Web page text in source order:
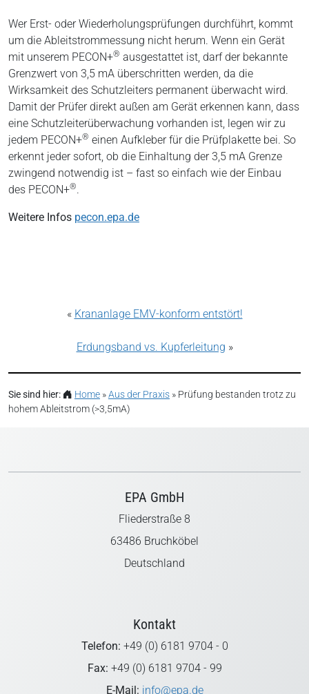
Wer Erst- oder Wiederholungsprüfungen durchführt, kommt
um die Ableitstrommessung nicht herum. Wenn ein Gerät
mit unserem PECON+® ausgestattet ist, darf der bekannte
Grenzwert von 3,5 mA überschritten werden, da die
Wirksamkeit des Schutzleiters permanent überwacht wird.
Damit der Prüfer direkt außen am Gerät erkennen kann, dass
eine Schutzleiterüberwachung vorhanden ist, legen wir zu
jedem PECON+® einen Aufkleber für die Prüfplakette bei. So
erkennt jeder sofort, ob die Einhaltung der 3,5 mA Grenze
zwingend notwendig ist – fast so einfach wie der Einbau
des PECON+®.
Weitere Infos pecon.epa.de
« Krananlage EMV-konform entstört!
Erdungsband vs. Kupferleitung »
Schlagwörter:Ableitstrom,dguv,messung, prüfung,vde
Sie sind hier: Home »Aus der Praxis » Prüfung bestanden trotz zu
hohem Ableitstrom (>3,5mA)
EPA GmbH
Fliederstraße 8
63486 Bruchköbel
Deutschland
Kontakt
Telefon: +49 (0) 6181 9704 - 0
Fax: +49 (0) 6181 9704 - 99
E-Mail: info@epa.de